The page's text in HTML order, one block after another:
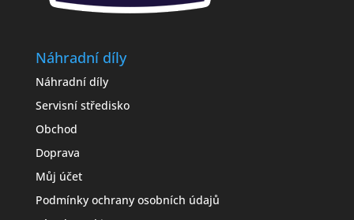
Náhradní díly
Náhradní díly
Servisní středisko
Obchod
Doprava
Můj účet
Podmínky ochrany osobních údajů